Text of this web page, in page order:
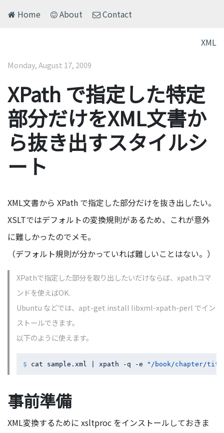
Home About Contact
XML
Monday, August 17, 2009
XPath で指定した特定
部分だけをXML文書か
ら抜き出すスタイルシ
ート
XML文書から XPath で指定した部分だけを抜き出したい。
XSLTではデフォルトの変換規則があるため、これが意外
に難しかったのでメモ。
（デフォルト規則が分かっていれば難しいことはない。）
XPathで指定した部分を取り出したいだけならば、xpathコマ
ンドを使えばOK.
Ubuntu などでは、apt-get install libxml-xpath-perl でイン
ストールできます。
以下のように使えます。
$ cat sample.xml | xpath -q -e "/book/chapter/
事前準備
XML変換するために xsltproc をインストールしておきま